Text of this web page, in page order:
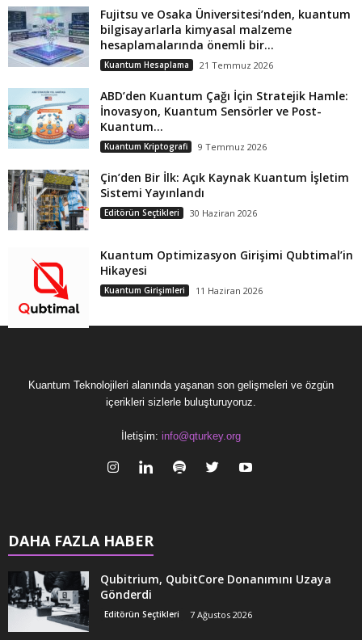
Fujitsu ve Osaka Üniversitesi’nden, kuantum
bilgisayarlarla kimyasal malzeme
hesaplamalarında önemli bir...
Kuantum Hesaplama 21 Temmuz 2026
ABD’den Kuantum Çağı İçin Stratejik Hamle:
İnovasyon, Kuantum Sensörler ve Post-
Kuantum...
Kuantum Kriptografi 9 Temmuz 2026
Çin’den Bir İlk: Açık Kaynak Kuantum İşletim
Sistemi Yayınlandı
Editörün Seçtikleri 30 Haziran 2026
Kuantum Optimizasyon Girişimi Qubtimal’in
Hikayesi
Kuantum Girişimleri 11 Haziran 2026
Kuantum Teknolojileri alanında yaşanan son gelişmeleri ve özgün
içerikleri sizlerle buluşturuyoruz.
İletişim: info@qturkey.org
DAHA FAZLA HABER
Qubitrium, QubitCore Donanımını Uzaya
Gönderdi
Editörün Seçtikleri 7 Ağustos 2026